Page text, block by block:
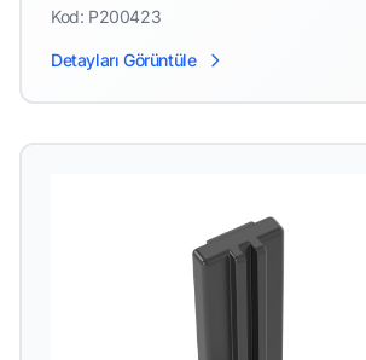
Kod: P200423
Detayları Görüntüle